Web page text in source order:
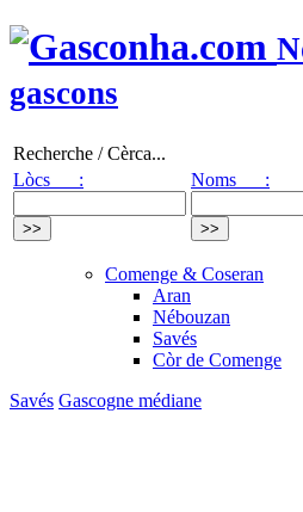
gascons
Recherche / Cèrca...
Lòcs :
Noms :
Comenge & Coseran
Aran
Nébouzan
Savés
Còr de Comenge
Savés Gascogne médiane